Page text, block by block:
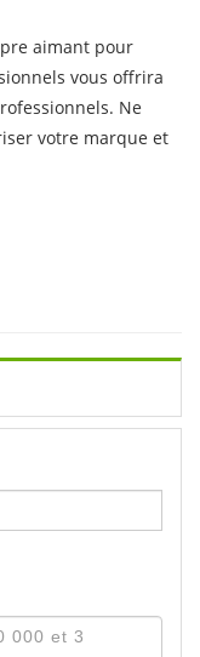
aimant pour
vous offrira
Ne
votre marque et